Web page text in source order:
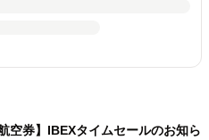
航空券】IBEXタイムセールのお知ら